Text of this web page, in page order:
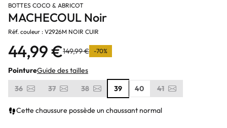
BOTTES COCO & ABRICOT
MACHECOUL Noir
Réf. couleur : V2926M NOIR CUIR
44,99 €149,99 € -70%
PointureGuide des tailles
36
37 38 39 40 41
Cette chaussure possède un chaussant normal